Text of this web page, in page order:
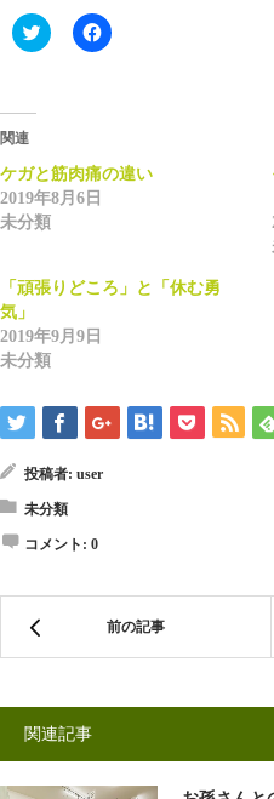
Click
to
ィ
ン
ド
ウ
で
ま
す)
Facebook
で
リ
ッ
さ
い
ド
ウ
で
関連
ケガと筋肉痛の違い
2019年8月6日
未分類
「頑張りどころ」と「休む勇
気」
2019年9月9日
未分類
投稿者: user
未分類
コメント: 0
前の記事
関連記事